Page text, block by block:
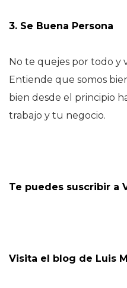
3. Se Buena Persona
No te quejes por todo y
Entiende que somos
bien desde el principio
trabajo y tu negocio.
Te puedes suscribir a
Visita el blog de Luis